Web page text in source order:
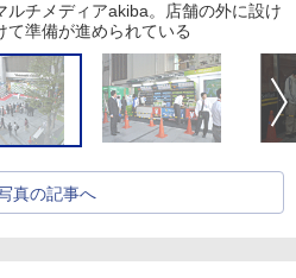
チメディアakiba。店舗の外に設け
て準備が進められている
真の記事へ